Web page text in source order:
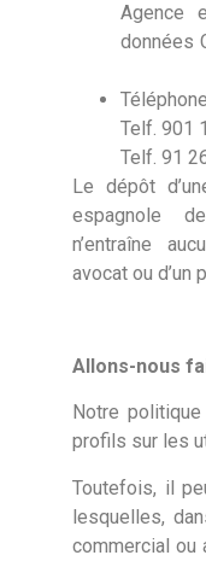
Agence
données
Telf. 901
Telf. 91
Le dépôt
espagnole
n’entraîne
avocat ou d’un
Allons-nous
Notre
profils sur les
Toutefois, il
lesquelles,
commercial ou